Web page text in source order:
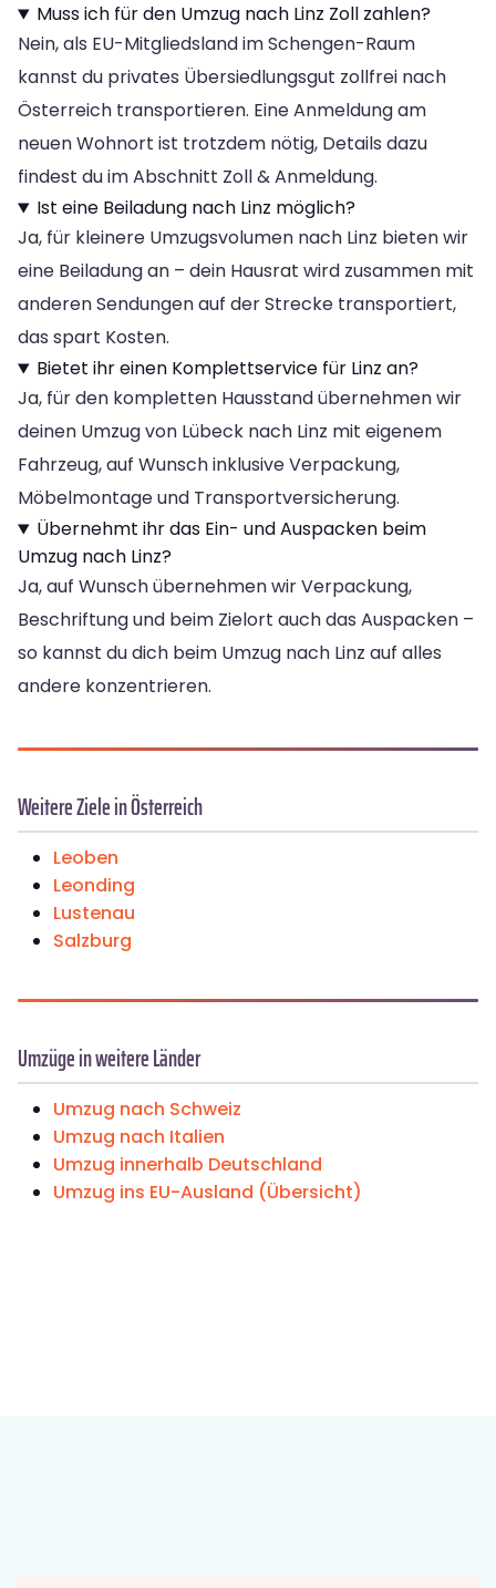
Muss ich für den Umzug nach Linz Zoll zahlen?
Nein, als EU-Mitgliedsland im Schengen-Raum
kannst du privates Übersiedlungsgut zollfrei nach
Österreich transportieren. Eine Anmeldung am
neuen Wohnort ist trotzdem nötig, Details dazu
findest du im Abschnitt Zoll & Anmeldung.
Ist eine Beiladung nach Linz möglich?
Ja, für kleinere Umzugsvolumen nach Linz bieten wir
eine Beiladung an – dein Hausrat wird zusammen mit
anderen Sendungen auf der Strecke transportiert,
das spart Kosten.
Bietet ihr einen Komplettservice für Linz an?
Ja, für den kompletten Hausstand übernehmen wir
deinen Umzug von Lübeck nach Linz mit eigenem
Fahrzeug, auf Wunsch inklusive Verpackung,
Möbelmontage und Transportversicherung.
Übernehmt ihr das Ein- und Auspacken beim
Umzug nach Linz?
Ja, auf Wunsch übernehmen wir Verpackung,
Beschriftung und beim Zielort auch das Auspacken –
so kannst du dich beim Umzug nach Linz auf alles
andere konzentrieren.
Weitere Ziele in Österreich
Leoben
Leonding
Lustenau
Salzburg
Umzüge in weitere Länder
Umzug nach Schweiz
Umzug nach Italien
Umzug innerhalb Deutschland
Umzug ins EU-Ausland (Übersicht)